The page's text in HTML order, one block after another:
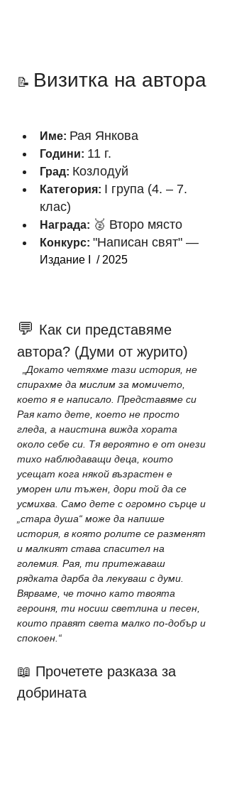
📝 Визитка на автора
Име: Рая Янкова
Години: 11 г.
Град: Козлодуй
Категория: I група (4. – 7.
клас)
Награда: 🥈 Второ място
Конкурс: "Написан свят" —
Издание I  / 2025
💬 Как си представяме
автора? (Думи от журито)
спирахме да мислим за момичето,
което я е написало. Представяме си
Рая като дете, което не просто
гледа, а наистина вижда хората
около себе си. Тя вероятно е от онези
тихо наблюдаващи деца, които
усещат кога някой възрастен е
уморен или тъжен, дори той да се
усмихва. Само дете с огромно сърце и
„стара душа“ може да напише
история, в която ролите се разменят
и малкият става спасител на
големия. Рая, ти притежаваш
рядката дарба да лекуваш с думи.
Вярваме, че точно като твоята
героиня, ти носиш светлина и песен,
които правят света малко по-добър и
спокоен.“
📖 Прочетете разказа за
добрината